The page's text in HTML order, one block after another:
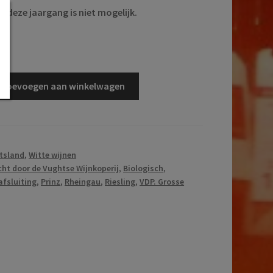
deze jaargang is niet mogelijk.
Toevoegen aan winkelwagen
,Witte wijnen
door de Vughtse Wijnkoperij, Biologisch,
, Prinz, Rheingau, Riesling,VDP. Grosse